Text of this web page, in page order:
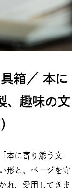
箱／ 本に
、趣味の文
本に寄り添う文
形と、ページを守
れ、愛用してきま